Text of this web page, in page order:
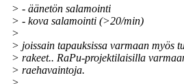
> - äänetön salamointi
> - kova salamointi (>20/min)
>
> joissain tapauksissa varmaan myös
> rakeet.. RaPu-projektilaisilla
> raehavaintoja.